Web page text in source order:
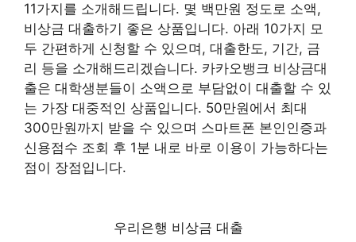
11가지를 소개해드립니다. 몇 백만원 정도로 소액,
비상금 대출하기 좋은 상품입니다. 아래 10가지 모
두 간편하게 신청할 수 있으며, 대출한도, 기간, 금
리 등을 소개해드리겠습니다. 카카오뱅크 비상금대
출은 대학생분들이 소액으로 부담없이 대출할 수 있
는 가장 대중적인 상품입니다. 50만원에서 최대
300만원까지 받을 수 있으며 스마트폰 본인인증과
신용점수 조회 후 1분 내로 바로 이용이 가능하다는
점이 장점입니다.
우리은행 비상금 대출